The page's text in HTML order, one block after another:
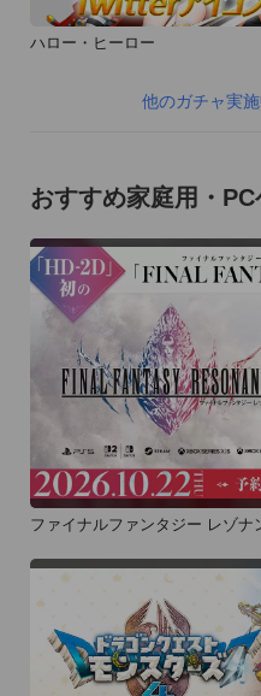
ハロー・ヒーロー
他のガチャ実
おすすめ家庭用・PC
ファイナルファンタジー レゾナ